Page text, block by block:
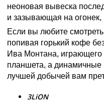
неоновая вывеска
и зазывающая на
Если вы любите
попивая горький кофе
Ива Монтана,
планшета, а динамичные
лучшей добычей вам
3LiON